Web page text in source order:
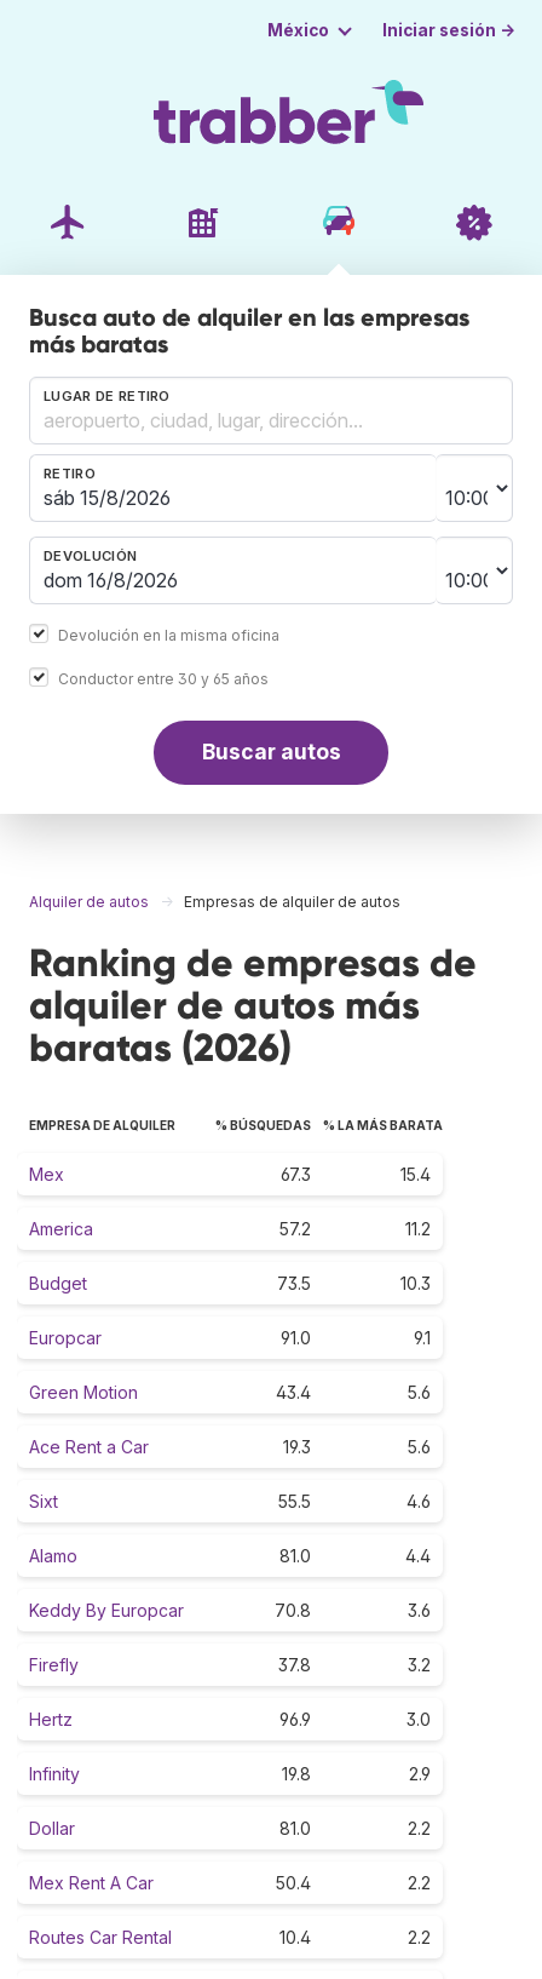
México Iniciar sesión →
Busca auto de alquiler en las empresas
más baratas
LUGAR DE RETIRO
RETIRO
DEVOLUCIÓN
Devolución en la misma oficina
Conductor entre 30 y 65 años
Buscar autos
Alquiler de autos Empresas de alquiler de autos
Ranking de empresas de
alquiler de autos más
baratas (2026)
EMPRESA DE ALQUILER % BÚSQUEDAS % LA MÁS BARATA
Mex 67.3 15.4
America 57.2 11.2
Budget 73.5 10.3
Europcar 91.0 9.1
Green Motion 43.4 5.6
Ace Rent a Car 19.3 5.6
Sixt 55.5 4.6
Alamo 81.0 4.4
Keddy By Europcar 70.8 3.6
Firefly 37.8 3.2
Hertz 96.9 3.0
Infinity 19.8 2.9
Dollar 81.0 2.2
Mex Rent A Car 50.4 2.2
Routes Car Rental 10.4 2.2